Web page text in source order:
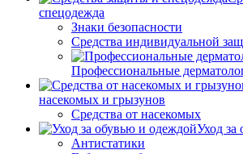
спецодежда
Знаки безопасности
Средства индивидуальной
Профессиональные
насекомых и грызунов
Средства от насекомых
Уход за
Антистатики